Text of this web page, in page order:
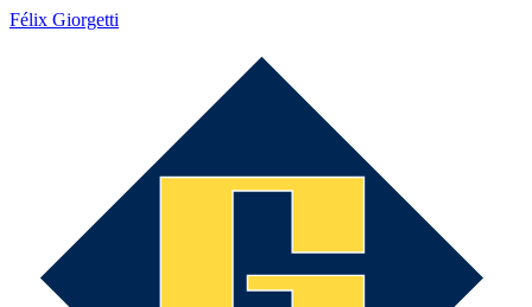
Félix Giorgetti